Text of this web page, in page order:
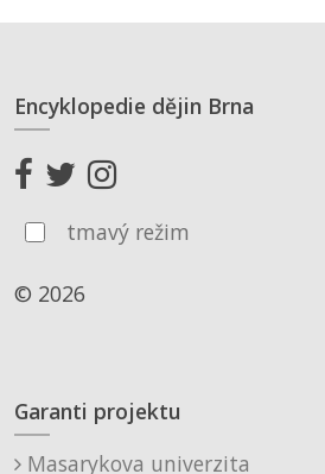
Encyklopedie dějin Brna
tmavý režim
© 2026
Garanti projektu
Masarykova univerzita